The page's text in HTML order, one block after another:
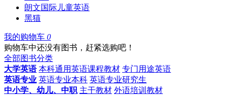
朗文国际儿童英语
黑猫
我的购物车 0
购物车中还没有图书，赶紧选购吧！
全部图书分类
大学英语 本科通用英语课程教材 专门用途英语
英语专业 英语专业本科 英语专业研究生
中小学、幼儿、中职 主干教材 外语培训教材